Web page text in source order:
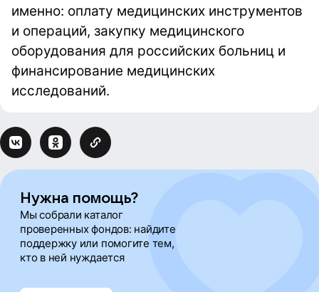
именно: оплату медицинских инструментов
и операций, закупку медицинского
оборудования для российских больниц и
финансирование медицинских
исследований.
Нужна помощь?
Мы собрали каталог
проверенных фондов: найдите
поддержку или помогите тем,
кто в ней нуждается